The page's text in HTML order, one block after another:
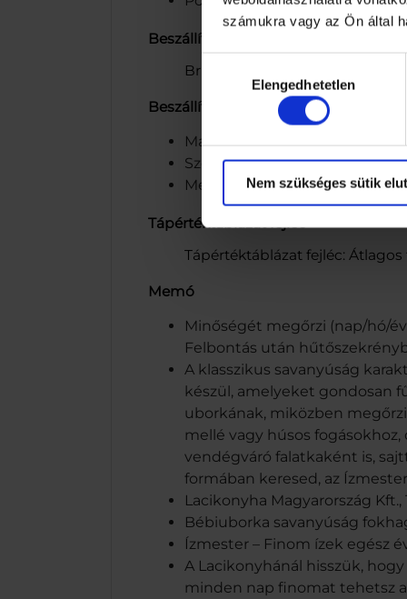
számukra vagy az Ön által
kiválasztásaElengedhetetlen
Nem szükséges sütik
Beszállító által megadott súly
Bruttó tömeg: 120
Beszállító által megadott egység
Magasság: 510
Szélesség: 70
Mélység: 70
Tápértéktáblázat fejléc
Tápértéktáblázat fejléc:
Memó
Minőségét megőrzi (nap/hó/
Felbontás után
A klasszikus savanyúság
készül, amelyeket gondosan
uborkának, miközben
mellé vagy húsos fogásokhoz,
vendégváró falatkaként is,
formában keresed, az
Lacikonyha Magyarország
Bébiuborka savanyúság
Ízmester – Finom ízek egész
A Lacikonyhánál hisszük,
minden nap finomat tehetsz